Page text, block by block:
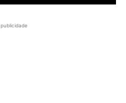
publicidade